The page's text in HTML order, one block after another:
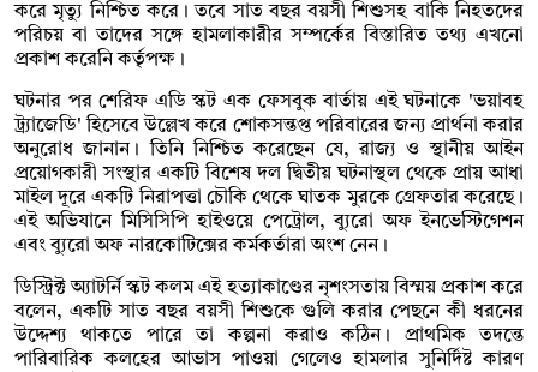
করে মৃত্যু নিশ্চিত করে। তবে সাত বছর বয়সী শিশুসহ বাকি নিহতদের
পরিচয় বা তাদের সঙ্গে হামলাকারীর সম্পর্কের বিস্তারিত তথ্য এখনো
প্রকাশ করেনি কর্তৃপক্ষ।
ঘটনার পর শেরিফ এডি স্কট এক ফেসবুক বার্তায় এই ঘটনাকে 'ভয়াবহ
ট্র্যাজেডি' হিসেবে উল্লেখ করে শোকসন্তপ্ত পরিবারের জন্য প্রার্থনা করার
অনুরোধ জানান। তিনি নিশ্চিত করেছেন যে, রাজ্য ও স্থানীয় আইন
প্রয়োগকারী সংস্থার একটি বিশেষ দল দ্বিতীয় ঘটনাস্থল থেকে প্রায় আধা
মাইল দূরে একটি নিরাপত্তা চৌকি থেকে ঘাতক মুরকে গ্রেফতার করেছে।
এই অভিযানে মিসিসিপি হাইওয়ে পেট্রোল, ব্যুরো অফ ইনভেস্টিগেশন
এবং ব্যুরো অফ নারকোটিক্সের কর্মকর্তারা অংশ নেন।
ডিস্ট্রিক্ট অ্যাটর্নি স্কট কলম এই হত্যাকাণ্ডের নৃশংসতায় বিস্ময় প্রকাশ করে
বলেন, একটি সাত বছর বয়সী শিশুকে গুলি করার পেছনে কী ধরনের
উদ্দেশ্য থাকতে পারে তা কল্পনা করাও কঠিন। প্রাথমিক তদন্তে
পারিবারিক কলহের আভাস পাওয়া গেলেও হামলার সুনির্দিষ্ট কারণ